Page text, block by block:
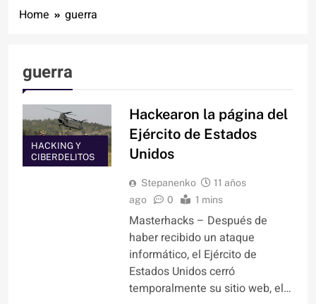
Home guerra
guerra
HACKING Y
CIBERDELITOS
Hackearon la página del
Ejército de Estados
Unidos
Stepanenko
11 años
ago
0 1 mins
Masterhacks – Después de
haber recibido un ataque
informático, el Ejército de
Estados Unidos cerró
temporalmente su sitio web, el…